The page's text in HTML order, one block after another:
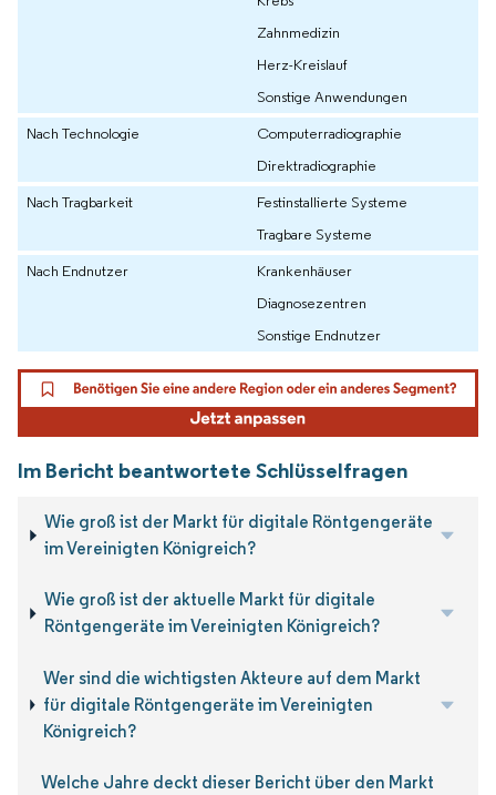
Zahnmedizin
Herz-Kreislauf
Sonstige Anwendungen
Nach Technologie
Computerradiographie
Direktradiographie
Nach Tragbarkeit
Festinstallierte Systeme
Tragbare Systeme
Nach Endnutzer
Krankenhäuser
Diagnosezentren
Sonstige Endnutzer
Im Bericht beantwortete Schlüsselfragen
Wie groß ist der Markt für digitale Röntgengeräte
im Vereinigten Königreich?
Wie groß ist der aktuelle Markt für digitale
Röntgengeräte im Vereinigten Königreich?
Wer sind die wichtigsten Akteure auf dem Markt
für digitale Röntgengeräte im Vereinigten
Königreich?
Welche Jahre deckt dieser Bericht über den Markt